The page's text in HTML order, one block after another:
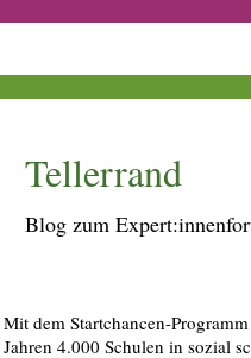
Tellerrand
Blog zum
Mit dem Startchancen-
Jahren 4.000 Schulen in sozial